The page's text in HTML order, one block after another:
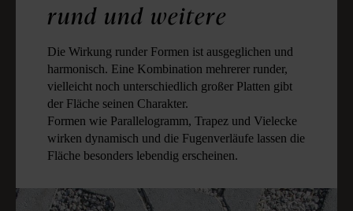
rund und weitere
Die Wirkung runder Formen ist ausgeglichen und
harmonisch. Eine Kombination mehrerer runder,
vielleicht noch unterschiedlich großer Platten gibt
der Fläche seinen Charakter.
Formen wie Parallelogramm, Trapez und Vielecke
wirken dynamisch und die Fugenverläufe lassen die
Fläche besonders lebendig erscheinen.